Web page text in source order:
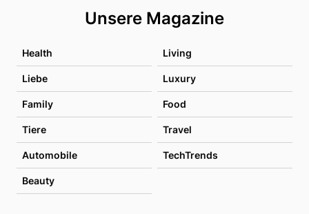
Unsere Magazine
Health Living
Liebe Luxury
Family Food
Tiere Travel
Automobile TechTrends
Beauty